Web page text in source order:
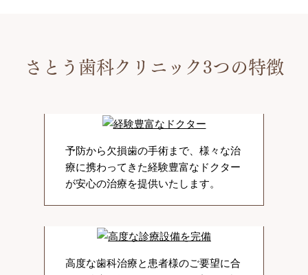
さとう歯科クリニック3つの特徴
予防から欠損歯の手術まで、様々な治
療に携わってきた経験豊富なドクター
が安心の治療を提供いたします。
高度な歯科治療と患者様のご要望に合